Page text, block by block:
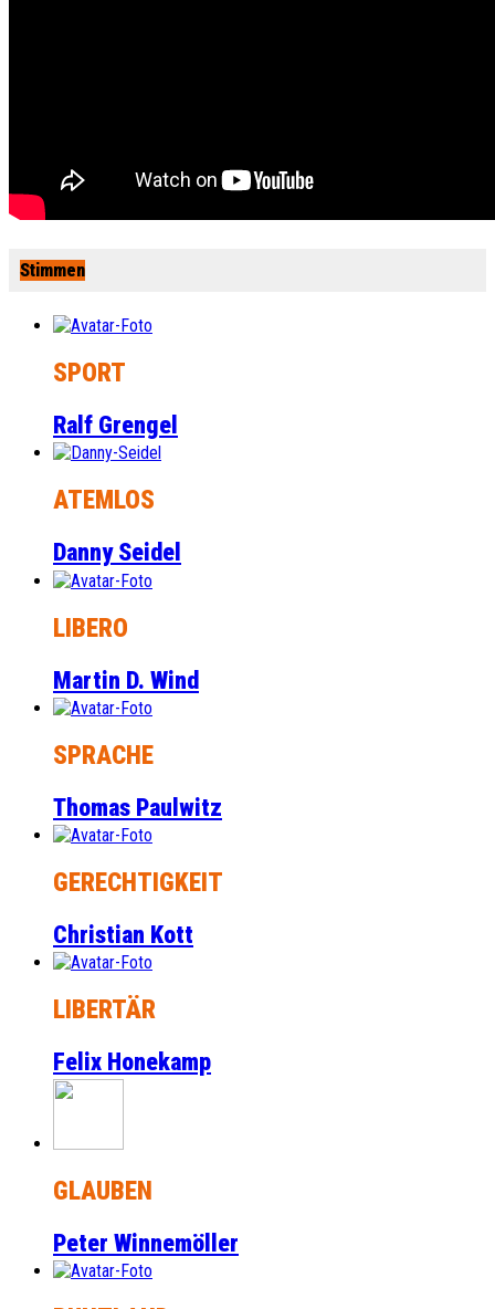
Stimmen
SPORT
Ralf Grengel
ATEMLOS
Danny Seidel
LIBERO
Martin D. Wind
SPRACHE
Thomas Paulwitz
GERECHTIGKEIT
Christian Kott
LIBERTÄR
Felix Honekamp
GLAUBEN
Peter Winnemöller